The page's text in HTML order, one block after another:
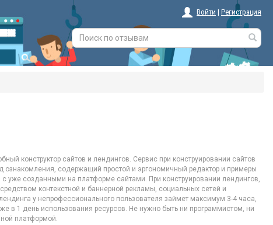
Войти | Регистрация
конструктор сайтов и лендингов. Сервис при конструировании сайтов
ознакомления, содержащий простой и эргономичный редактор и примеры
уже созданными на платформе сайтами. При конструировании лендингов,
контекстной и баннерной рекламы, социальных сетей и
у непрофессионального пользователя займет максимум 3-4 часа,
в 1 день использования ресурсов. Не нужно быть ни программистом, ни
платформой.